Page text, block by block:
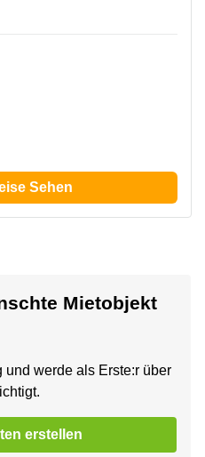
Sehen
Mietobjekt
und werde als Erste:r über
erstellen